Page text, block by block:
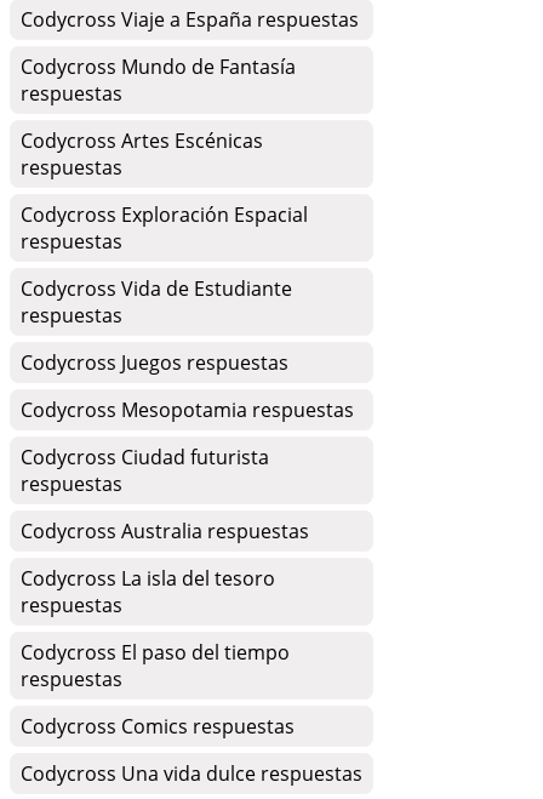
Codycross Viaje a España respuestas
Codycross Mundo de Fantasía
respuestas
Codycross Artes Escénicas
respuestas
Codycross Exploración Espacial
respuestas
Codycross Vida de Estudiante
respuestas
Codycross Juegos respuestas
Codycross Mesopotamia respuestas
Codycross Ciudad futurista
respuestas
Codycross Australia respuestas
Codycross La isla del tesoro
respuestas
Codycross El paso del tiempo
respuestas
Codycross Comics respuestas
Codycross Una vida dulce respuestas